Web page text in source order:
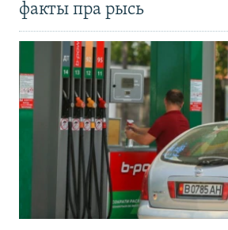
факты пра рысь